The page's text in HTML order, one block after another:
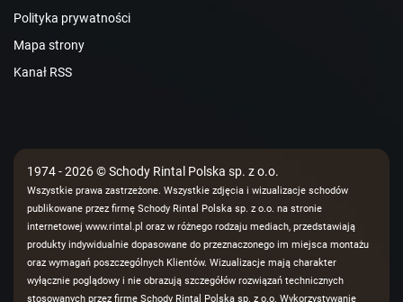
Polityka prywatności
Mapa strony
Kanał RSS
1974 - 2026 © Schody Rintal Polska sp. z o.o.
Wszystkie prawa zastrzeżone. Wszystkie zdjęcia i wizualizacje schodów
publikowane przez firmę Schody Rintal Polska sp. z o.o. na stronie
internetowej www.rintal.pl oraz w różnego rodzaju mediach, przedstawiają
produkty indywidualnie dopasowane do przeznaczonego im miejsca montażu
oraz wymagań poszczególnych Klientów. Wizualizacje mają charakter
wyłącznie poglądowy i nie obrazują szczegółów rozwiązań technicznych
stosowanych przez firmę Schody Rintal Polska sp. z o.o. Wykorzystywanie